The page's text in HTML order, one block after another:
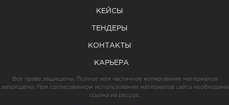
КЕЙСЫ
ТЕНДЕРЫ
КОНТАКТЫ
КАРЬЕРА
Все права защищены. Полное или частичное копирование материалов
запрещено. При согласованном использовании материалов сайта необходима
ссылка на ресурс.